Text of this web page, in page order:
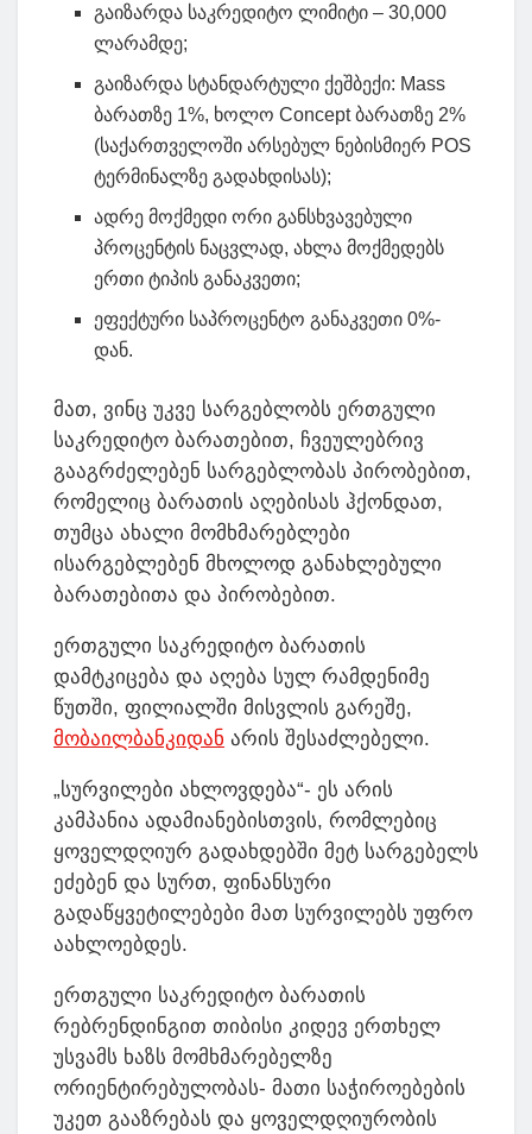
გაიზარდა საკრედიტო ლიმიტი – 30,000
ლარამდე;
გაიზარდა სტანდარტული ქეშბექი: Mass
ბარათზე 1%, ხოლო Concept ბარათზე 2%
(საქართველოში არსებულ ნებისმიერ POS
ტერმინალზე გადახდისას);
ადრე მოქმედი ორი განსხვავებული
პროცენტის ნაცვლად, ახლა მოქმედებს
ერთი ტიპის განაკვეთი;
ეფექტური საპროცენტო განაკვეთი 0%-
დან.
მათ, ვინც უკვე სარგებლობს ერთგული
საკრედიტო ბარათებით, ჩვეულებრივ
გააგრძელებენ სარგებლობას პირობებით,
რომელიც ბარათის აღებისას ჰქონდათ,
თუმცა ახალი მომხმარებლები
ისარგებლებენ მხოლოდ განახლებული
ბარათებითა და პირობებით.
ერთგული საკრედიტო ბარათის
დამტკიცება და აღება სულ რამდენიმე
წუთში, ფილიალში მისვლის გარეშე,
მობაილბანკიდან არის შესაძლებელი.
„სურვილები ახლოვდება“- ეს არის
კამპანია ადამიანებისთვის, რომლებიც
ყოველდღიურ გადახდებში მეტ სარგებელს
ეძებენ და სურთ, ფინანსური
გადაწყვეტილებები მათ სურვილებს უფრო
აახლოებდეს.
ერთგული საკრედიტო ბარათის
რებრენდინგით თიბისი კიდევ ერთხელ
უსვამს ხაზს მომხმარებელზე
ორიენტირებულობას- მათი საჭიროებების
უკეთ გააზრებას და ყოველდღიურობის